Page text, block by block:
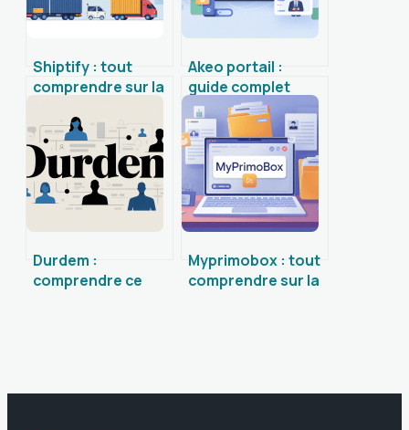
Shiptify : tout
comprendre sur la
alternatives
Akeo portail :
guide complet
pour accéder et
utiliser votre
espace en ligne
Durdem :
comprendre ce
Myprimobox : tout
comprendre sur la